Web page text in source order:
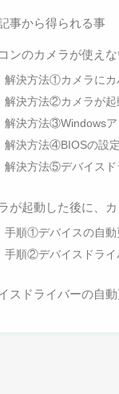
事から得られる事
ンのカメラが使えな
解決方法①カメラにカ
解決方法②カメラが起
解決方法③Windowsア
解決方法④BIOSの設
解決方法⑤デバイスド
が起動した後に、
手順①デバイスの自動
手順②デバイスドライ
スドライバーの自